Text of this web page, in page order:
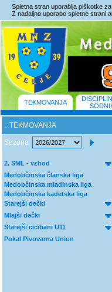
Spletna stran uporablja piškotke
Z nadaljno uporabo spletne strani
TEKMOVANJA
.: TEKMOVANJA
Sezona
2. SML - vzhod
Medobčinska članska liga
Medobčinska mladinska liga
Medobčinska kadetska liga
Starejši dečki
Mlajši dečki
Starejši cicibani U11
Pokal Pivovarna Union